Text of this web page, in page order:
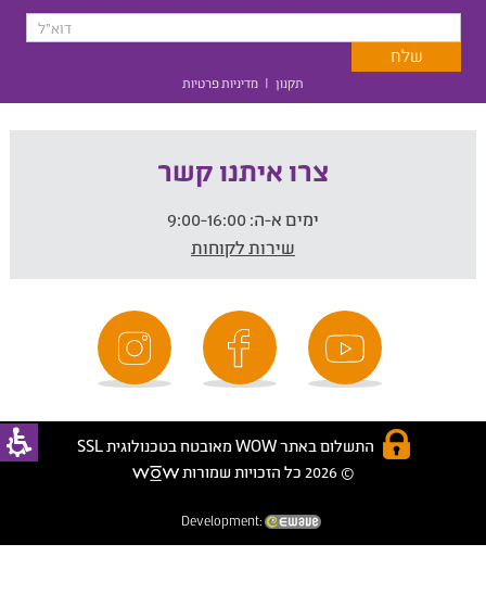
תקנון | מדיניות פרטיות
צרו איתנו קשר
ימים א-ה:
שירות לקוחות
התשלום באתר WOW מאובטח בטכנולוגית SSL
© 2026 כל הזכויות שמורות
Development: